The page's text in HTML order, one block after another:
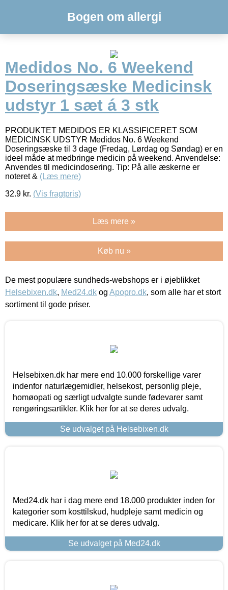
Bogen om allergi
Medidos No. 6 Weekend
Doseringsæske Medicinsk
udstyr 1 sæt á 3 stk
PRODUKTET MEDIDOS ER KLASSIFICERET SOM
MEDICINSK UDSTYR Medidos No. 6 Weekend
Doseringsæske til 3 dage (Fredag, Lørdag og Søndag) er en
ideel måde at medbringe medicin på weekend. Anvendelse:
Anvendes til medicindosering. Tip: På alle æskerne er
noteret & (Læs mere)
32.9 kr. (Vis fragtpris)
Læs mere »
Køb nu »
De mest populære sundheds-webshops er i øjeblikket
Helsebixen.dk, Med24.dk og Apopro.dk, som alle har et stort
sortiment til gode priser.
Helsebixen.dk har mere end 10.000 forskellige varer
indenfor naturlægemidler, helsekost, personlig pleje,
homøopati og særligt udvalgte sunde fødevarer samt
rengøringsartikler. Klik her for at se deres udvalg.
Se udvalget på Helsebixen.dk
Med24.dk har i dag mere end 18.000 produkter inden for
kategorier som kosttilskud, hudpleje samt medicin og
medicare. Klik her for at se deres udvalg.
Se udvalget på Med24.dk